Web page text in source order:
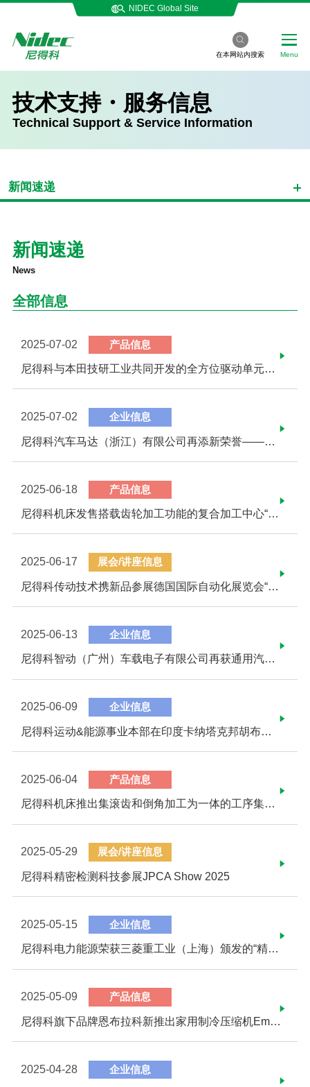
NIDEC Global Site
在本网站内搜索 Menu
技术支持・服务信息
Technical Support & Service Information
新闻速递
新闻速递
News
全部信息
2025-07-02 产品信息
尼得科与本田技研工业共同开发的全方位驱动单元被Honda新型“UNI-ONE”采用 ～可在大阪·关西世博会试乘 体验尼得科的减速机技术～
2025-07-02 企业信息
尼得科汽车马达（浙江）有限公司再添新荣誉——先进级智能工厂
2025-06-18 产品信息
尼得科机床发售搭载齿轮加工功能的复合加工中心“MGC300” ―通过集约机械加工、齿轮加工等工序，提高制造现场的生产效率―
2025-06-17 展会/讲座信息
尼得科传动技术携新品参展德国国际自动化展览会“Automatica 2025”
2025-06-13 企业信息
尼得科智动（广州）车载电子有限公司再获通用汽车“供应商质量卓越奖”
2025-06-09 企业信息
尼得科运动&能源事业本部在印度卡纳塔克邦胡布利举行新工厂竣工仪式
2025-06-04 产品信息
尼得科机床推出集滚齿和倒角加工为一体的工序集约机床——滚齿机“GE25CF”
2025-05-29 展会/讲座信息
尼得科精密检测科技参展JPCA Show 2025
2025-05-15 企业信息
尼得科电力能源荣获三菱重工业（上海）颁发的“精益质量领袖奖”
2025-05-09 产品信息
尼得科旗下品牌恩布拉科新推出家用制冷压缩机Embraco Atom
2025-04-28 企业信息